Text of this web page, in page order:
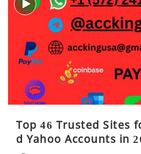
Top 46 Trusted Sites
d Yahoo Accounts in